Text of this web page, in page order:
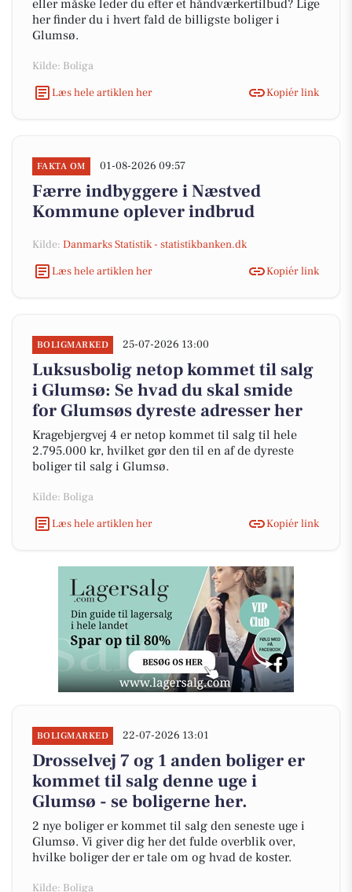
eller måske leder du efter et håndværkertilbud? Lige
her finder du i hvert fald de billigste boliger i
Glumsø.
Kilde: Boliga
Læs hele artiklen her
Kopiér link
FAKTA OM 01-08-2026 09:57
Færre indbyggere i Næstved
Kommune oplever indbrud
Kilde: Danmarks Statistik - statistikbanken.dk
Læs hele artiklen her
Kopiér link
BOLIGMARKED 25-07-2026 13:00
Luksusbolig netop kommet til salg
i Glumsø: Se hvad du skal smide
for Glumsøs dyreste adresser her
Kragebjergvej 4 er netop kommet til salg til hele
2.795.000 kr, hvilket gør den til en af de dyreste
boliger til salg i Glumsø.
Kilde: Boliga
Læs hele artiklen her
Kopiér link
BOLIGMARKED 22-07-2026 13:01
Drosselvej 7 og 1 anden boliger er
kommet til salg denne uge i
Glumsø - se boligerne her.
2 nye boliger er kommet til salg den seneste uge i
Glumsø. Vi giver dig her det fulde overblik over,
hvilke boliger der er tale om og hvad de koster.
Kilde: Boliga